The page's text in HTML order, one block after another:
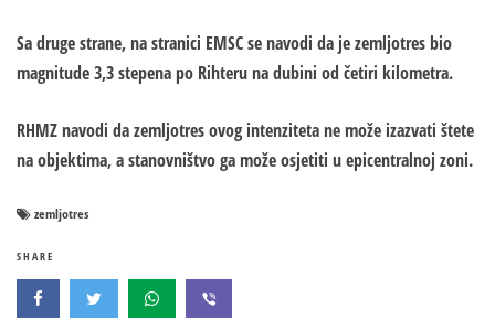
Sa druge strane, na stranici EMSC se navodi da je zemljotres bio
magnitude 3,3 stepena po Rihteru na dubini od četiri kilometra.
RHMZ navodi da zemljotres ovog intenziteta ne može izazvati štete
na objektima, a stanovništvo ga može osjetiti u epicentralnoj zoni.
zemljotres
SHARE